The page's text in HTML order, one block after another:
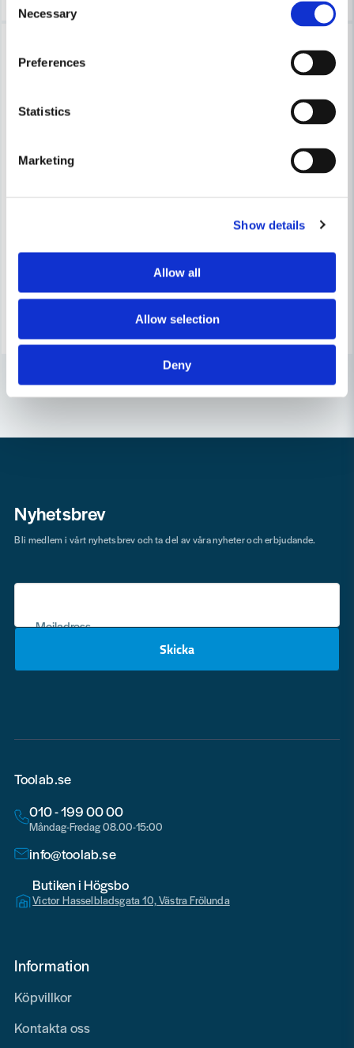
Selection
Necessary
Preferences
Statistics
Marketing
Show details
Allow all
Allow selection
Deny
336 kr
283 kr
Leveranstid ifrån leverantör ca
7-10 arbetsdagar
336 kr
283 kr
7-10 arbetsdagar
Nyhetsbrev
Mejladress
Skicka
Bli medlem i vårt nyhetsbrev och ta del av våra nyheter och erbjudande.
Toolab.se
010 - 199 00 00
Måndag-Fredag 08.00-15:00
info@toolab.se
Butiken i Högsbo
Victor Hasselbladsgata 10, Västra Frölunda
Information
Köpvillkor
Kontakta oss